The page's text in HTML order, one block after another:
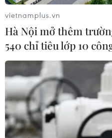
MoU được ký kết ngày 15/
vietnamplus.vn
Hà Nội mở thêm
540 chỉ tiêu lớp 10